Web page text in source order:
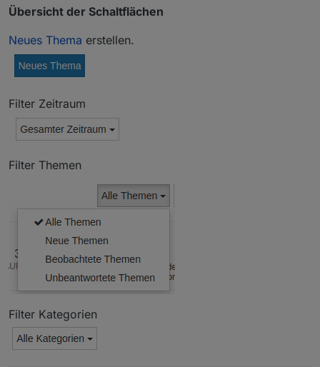
Übersicht der Schaltflächen
Neues Thema erstellen.
Filter Zeitraum
Filter Themen
Filter Kategorien